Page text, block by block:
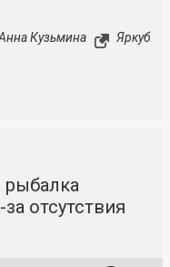
Кузьмина Яркуб
рыбалка
отсутствия